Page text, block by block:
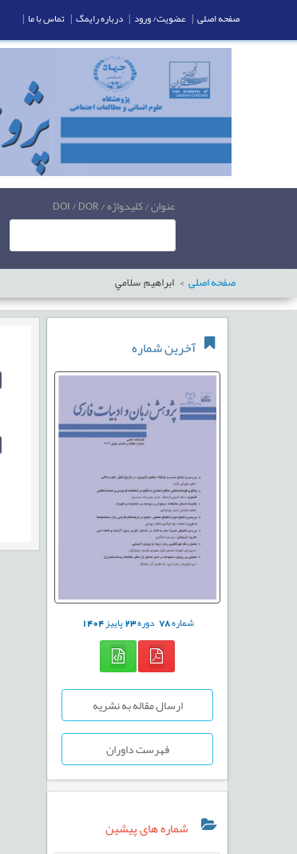
عنوان / کلیدواژه / DOI / DOR
صفحه اصلی ابراهيم سلامي
آخرین شماره
شماره78 دوره23پاییز1404
ارسال مقاله به نشریه
فهرست داوران
شماره های پیشین
صفحه اصلی | عضویت/ ورود | درباره رایمگ | تماس با ما |